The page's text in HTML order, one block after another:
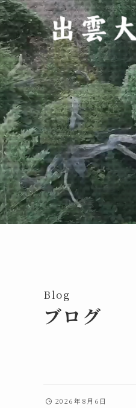
Blog
ブログ
2026年8月6日